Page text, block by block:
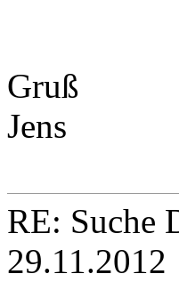
Gruß
Jens
RE: Suche
29.11.2012